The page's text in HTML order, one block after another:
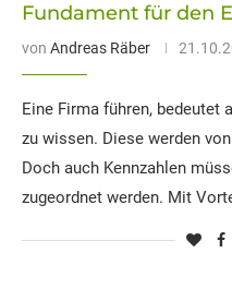
Fundament für den
von Andreas Räber
Eine Firma führen, bedeutet
zu wissen. Diese werden
Doch auch Kennzahlen
zugeordnet werden. Mit